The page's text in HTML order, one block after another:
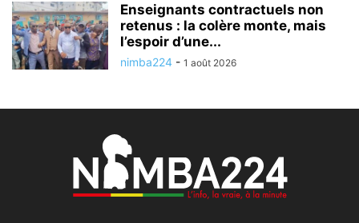
Enseignants contractuels non
retenus : la colère monte, mais
l’espoir d’une...
nimba224 - 1 août 2026